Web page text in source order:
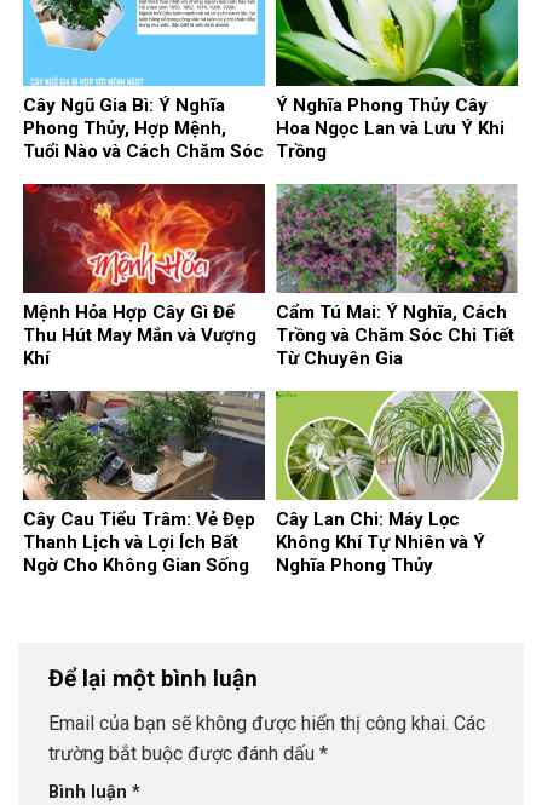
Cây Ngũ Gia Bì: Ý Nghĩa
Phong Thủy, Hợp Mệnh,
Tuổi Nào và Cách Chăm Sóc
Ý Nghĩa Phong Thủy Cây
Hoa Ngọc Lan và Lưu Ý Khi
Trồng
Mệnh Hỏa Hợp Cây Gì Để
Thu Hút May Mắn và Vượng
Khí
Cẩm Tú Mai: Ý Nghĩa, Cách
Trồng và Chăm Sóc Chi Tiết
Từ Chuyên Gia
Cây Cau Tiểu Trâm: Vẻ Đẹp
Thanh Lịch và Lợi Ích Bất
Ngờ Cho Không Gian Sống
Cây Lan Chi: Máy Lọc
Không Khí Tự Nhiên và Ý
Nghĩa Phong Thủy
Để lại một bình luận
Email của bạn sẽ không được hiển thị công khai. Các
trường bắt buộc được đánh dấu *
Bình luận *